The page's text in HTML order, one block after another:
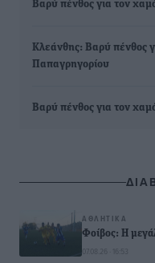
Βαρύ πένθος για τον
Κλεάνθης: Βαρύ πένθος
Παπαγρηγορίου
Βαρύ πένθος για τον
ΑΘΛΗΤΙΚΆ
Φοίβος: Η
07.08.26 · 16:53